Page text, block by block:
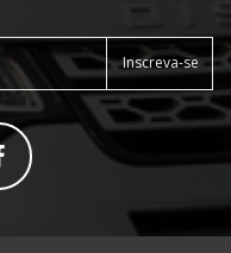
Inscreva-se